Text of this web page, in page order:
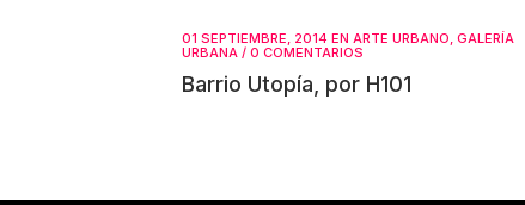
01 SEPTIEMBRE, 2014 EN ARTE URBANO GALERÍA
URBANA / 0 COMENTARIOS
Barrio Utopía, por H101